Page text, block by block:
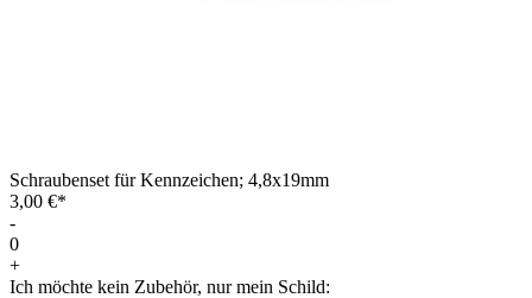
Schraubenset für Kennzeichen; 4,8x19mm
3,00 €*
-
0
+
Ich möchte kein Zubehör, nur mein Schild: